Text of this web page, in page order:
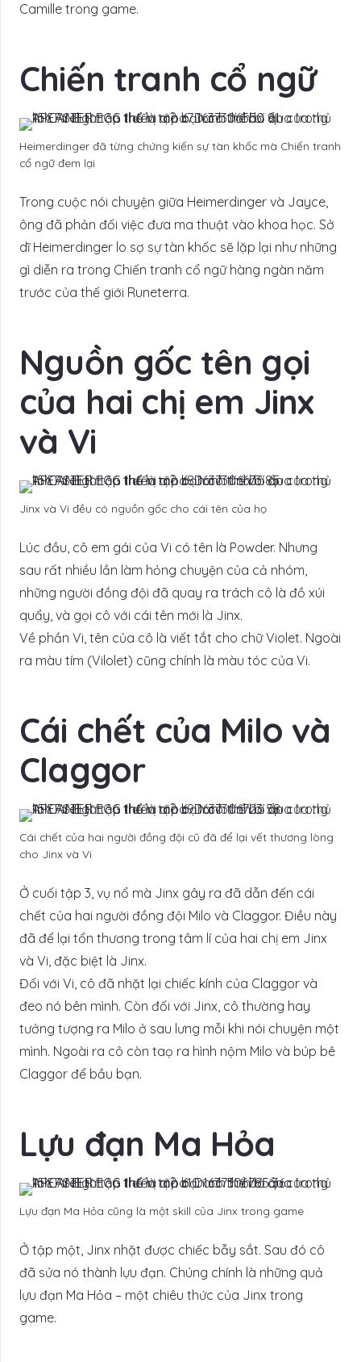
Camille trong game.
Chiến tranh cổ ngữ
Heimerdinger đã từng chứng kiến sự tàn khốc mà Chiến tranh
cổ ngữ đem lại
Trong cuộc nói chuyện giữa Heimerdinger và Jayce,
ông đã phản đối việc đưa ma thuật vào khoa học. Sở
dĩ Heimerdinger lo sợ sự tàn khốc sẽ lặp lại như những
gì diễn ra trong Chiến tranh cổ ngữ hàng ngàn năm
trước của thế giới Runeterra.
Nguồn gốc tên gọi
của hai chị em Jinx
và Vi
Jinx và Vi đều có nguồn gốc cho cái tên của họ
Lúc đầu, cô em gái của Vi có tên là Powder. Nhưng
sau rất nhiều lần làm hỏng chuyện của cả nhóm,
những người đồng đội đã quay ra trách cô là đồ xúi
quẩy, và gọi cô với cái tên mới là Jinx.
Về phần Vi, tên của cô là viết tắt cho chữ Violet. Ngoài
ra màu tím (Vilolet) cũng chính là màu tóc của Vi.
Cái chết của Milo và
Claggor
Cái chết của hai người đồng đội cũ đã để lại vết thương lòng
cho Jinx và Vi
Ở cuối tập 3, vụ nổ mà Jinx gây ra đã dẫn đến cái
chết của hai người đồng đội Milo và Claggor. Điều này
đã để lại tổn thương trong tâm lí của hai chị em Jinx
và Vi, đặc biệt là Jinx.
Đối với Vi, cô đã nhặt lại chiếc kính của Claggor và
đeo nó bên mình. Còn đối với Jinx, cô thường hay
tưởng tượng ra Milo ở sau lưng mỗi khi nói chuyện một
mình. Ngoài ra cô còn taọ ra hình nộm Milo và búp bê
Claggor để bầu bạn.
Lựu đạn Ma Hỏa
Lựu đạn Ma Hỏa cũng là một skill của Jinx trong game
Ở tập một, Jinx nhặt được chiếc bẫy sắt. Sau đó cô
đã sửa nó thành lựu đạn. Chúng chính là những quả
lựu đạn Ma Hỏa – một chiêu thức của Jinx trong
game.